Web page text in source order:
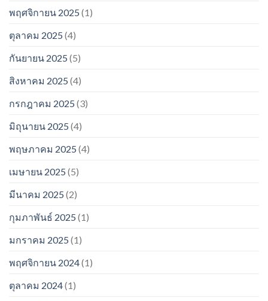
พฤศจิกายน 2025 (1)
ตุลาคม 2025 (4)
กันยายน 2025 (5)
สิงหาคม 2025 (4)
กรกฎาคม 2025 (3)
มิถุนายน 2025 (4)
พฤษภาคม 2025 (4)
เมษายน 2025 (5)
มีนาคม 2025 (2)
กุมภาพันธ์ 2025 (1)
มกราคม 2025 (1)
พฤศจิกายน 2024(1)
ตุลาคม 2024(1)